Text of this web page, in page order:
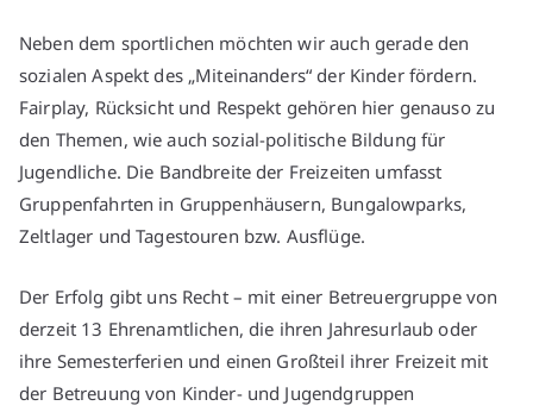
Neben dem sportlichen möchten wir auch gerade den
sozialen Aspekt des „Miteinanders“ der Kinder fördern.
Fairplay, Rücksicht und Respekt gehören hier genauso zu
den Themen, wie auch sozial-politische Bildung für
Jugendliche. Die Bandbreite der Freizeiten umfasst
Gruppenfahrten in Gruppenhäusern, Bungalowparks,
Zeltlager und Tagestouren bzw. Ausflüge.
Der Erfolg gibt uns Recht – mit einer Betreuergruppe von
derzeit 13 Ehrenamtlichen, die ihren Jahresurlaub oder
ihre Semesterferien und einen Großteil ihrer Freizeit mit
der Betreuung von Kinder- und Jugendgruppen